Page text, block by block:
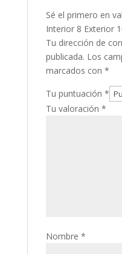
Sé el primero en
Interior 8 Exterior
Tu dirección de
publicada. Los
marcados con *
Tu puntuación *
Tu valoración *
Nombre *